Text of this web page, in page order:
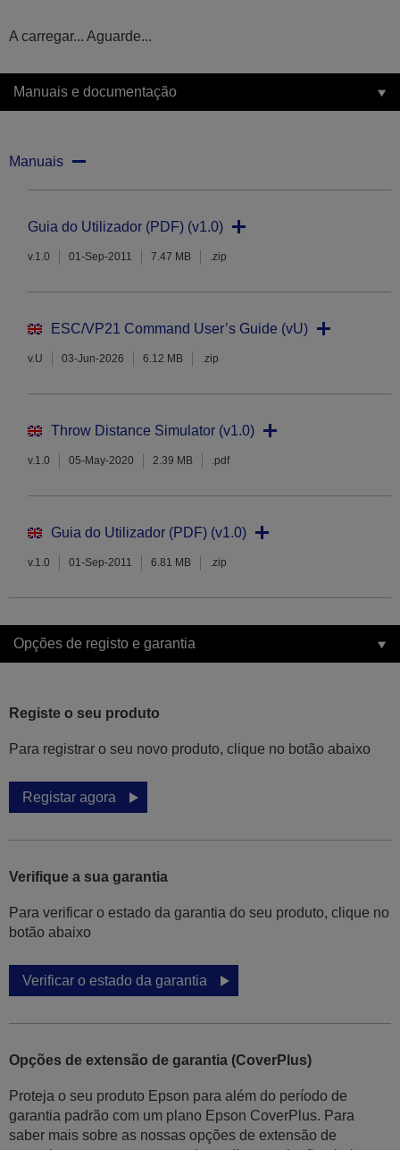
A carregar... Aguarde...
Manuais e documentação
Manuais
Guia do Utilizador (PDF) (v1.0)
v.1.0 01-Sep-2011 7.47 MB .zip
ESC/VP21 Command User’s Guide (vU)
v.U 03-Jun-2026 6.12 MB .zip
Throw Distance Simulator (v1.0)
v.1.0 05-May-2020 2.39 MB .pdf
Guia do Utilizador (PDF) (v1.0)
v.1.0 01-Sep-2011 6.81 MB .zip
Opções de registo e garantia
Registe o seu produto
Para registrar o seu novo produto, clique no botão abaixo
Registar agora
Verifique a sua garantia
Para verificar o estado da garantia do seu produto, clique no
botão abaixo
Verificar o estado da garantia
Opções de extensão de garantia (CoverPlus)
Proteja o seu produto Epson para além do período de
garantia padrão com um plano Epson CoverPlus. Para
saber mais sobre as nossas opções de extensão de